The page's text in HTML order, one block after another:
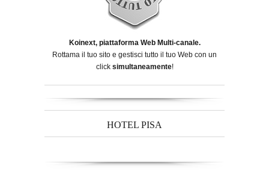
Koinext, piattaforma Web Multi-canale.
Rottama il tuo sito e gestisci tutto il tuo Web con un
click simultaneamente!
HOTEL PISA